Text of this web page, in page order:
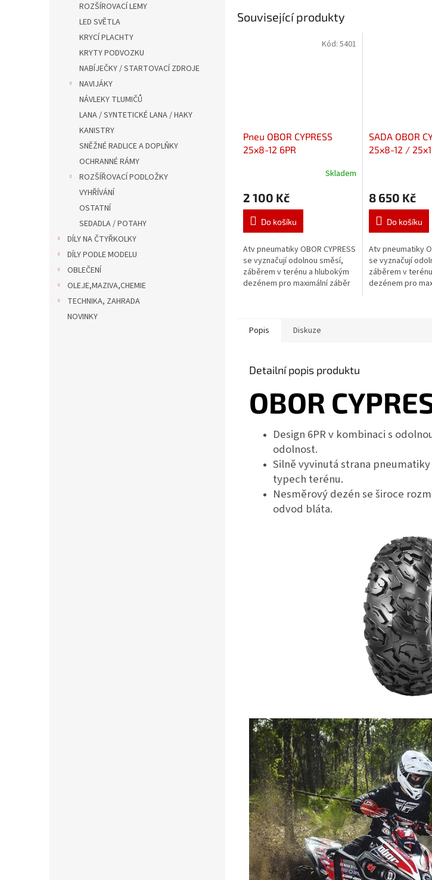
ROZŠÍROVACÍ LEMY
LED SVĚTLA
KRYCÍ PLACHTY
KRYTY PODVOZKU
NABÍJEČKY / STARTOVACÍ ZDROJE
NAVIJÁKY
NÁVLEKY TLUMIČŮ
LANA / SYNTETICKÉ LANA / HAKY
KANISTRY
SNĚŽNÉ RADLICE A DOPLŇKY
OCHRANNÉ RÁMY
ROZŠÍŘOVACÍ PODLOŽKY
VYHŘÍVÁNÍ
OSTATNÍ
SEDADLA / POTAHY
DÍLY NA ČTYŘKOLKY
DÍLY PODLE MODELU
OBLEČENÍ
OLEJE,MAZIVA,CHEMIE
TECHNIKA, ZAHRADA
NOVINKY
Související produkty
Pneu OBOR CYPRESS
25x8-12 6PR
Skladem
2 100 Kč
Do košíku
Atv pneumatiky OBOR CYPRESS
se vyznačují odolnou směsí,
záběrem v terénu a hlubokým
dezénem pro maximální záběr
Kód: 5401
SADA OBOR
25x8-12 /
8 650 Kč
Do košíku
Atv pneumatiky
se vyznačují
záběrem v
dezénem pro
Popis Diskuze
Detailní popis produktu
OBOR
Design 6PR v kombinaci s
odolnost.
Silně vyvinutá strana
typech terénu.
Nesměrový dezén se široce
odvod bláta.